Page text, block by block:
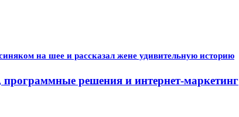
на шее и рассказал жене удивительную историю
программные решения и интернет-маркетинг